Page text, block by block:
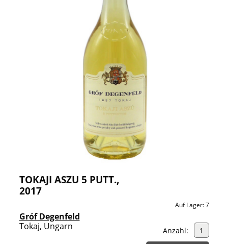
TOKAJI ASZU 5 PUTT.,
2017
Gróf Degenfeld
Tokaj, Ungarn
Auf Lager:7
Anzahl: